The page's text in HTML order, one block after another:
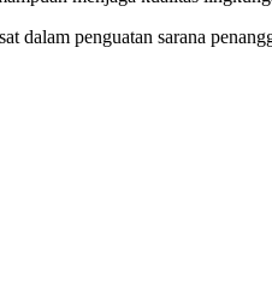
penguatan sarana